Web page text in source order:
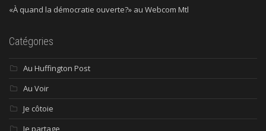
«À quand la démocratie ouverte?» au Webcom Mtl
Catégories
Au Huffington Post
Au Voir
Je côtoie
Je partage